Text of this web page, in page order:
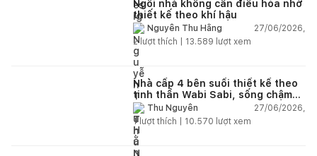
Ngôi nhà không cần điều hòa nhờ
thiết kế theo khí hậu
Nguyễn Thu Hằng
27/06/2026,
2lượt thích | 13.589 lượt xem
Nhà cấp 4 bên suối thiết kế theo
tinh thần Wabi Sabi, sống chậm
giữa thiên nhiên
Thu Nguyễn
27/06/2026,
1lượt thích | 10.570 lượt xem